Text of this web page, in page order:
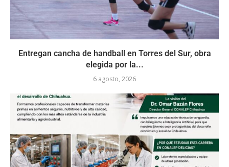
Entregan cancha de handball en Torres del Sur, obra
elegida por la...
6 agosto, 2026